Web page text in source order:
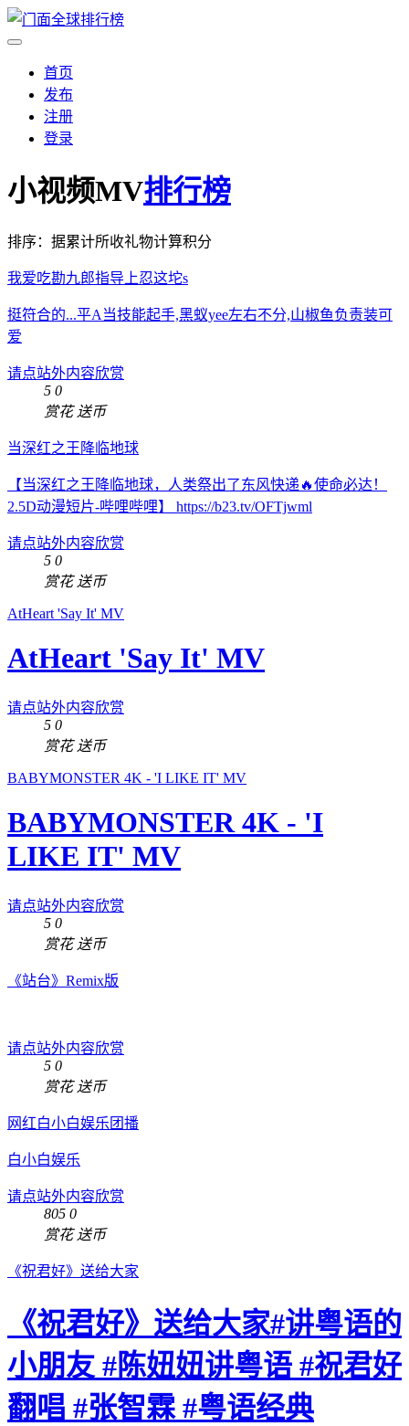
首页
发布
注册
登录
小视频MV排行榜
排序：据累计所收礼物计算积分
我爱吃勘九郎指导上忍这坨s
挺符合的...平A当技能起手,黑蚁yee左右不分,山椒鱼负责装可
爱
请点站外内容欣赏
5 0
赏花 送币
当深红之王降临地球
【当深红之王降临地球，人类祭出了东风快递🔥使命必达！
2.5D动漫短片-哔哩哔哩】 https://b23.tv/OFTjwml
请点站外内容欣赏
5 0
赏花 送币
AtHeart 'Say It' MV
AtHeart 'Say It' MV
请点站外内容欣赏
5 0
赏花 送币
BABYMONSTER 4K - 'I LIKE IT' MV
BABYMONSTER 4K - 'I
LIKE IT' MV
请点站外内容欣赏
5 0
赏花 送币
《站台》Remix版
请点站外内容欣赏
5 0
赏花 送币
网红白小白娱乐团播
白小白娱乐
请点站外内容欣赏
805 0
赏花 送币
《祝君好》送给大家
《祝君好》送给大家#讲粤语的
小朋友 #陈妞妞讲粤语 #祝君好
翻唱 #张智霖 #粤语经典